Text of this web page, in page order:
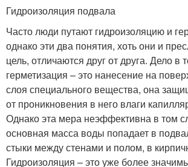
Гидроизоляция подвала
Часто люди путают гидроизоляцию и
однако эти два понятия, хоть они и
цель, отличаются друг от друга. Дело в
герметизация – это нанесение на
слоя специального вещества, она
от проникновения в него влаги
Однако эта мера неэффективна в том
основная масса воды попадает в
стыки между стенами и полом, в
Гидроизоляция – это уже более